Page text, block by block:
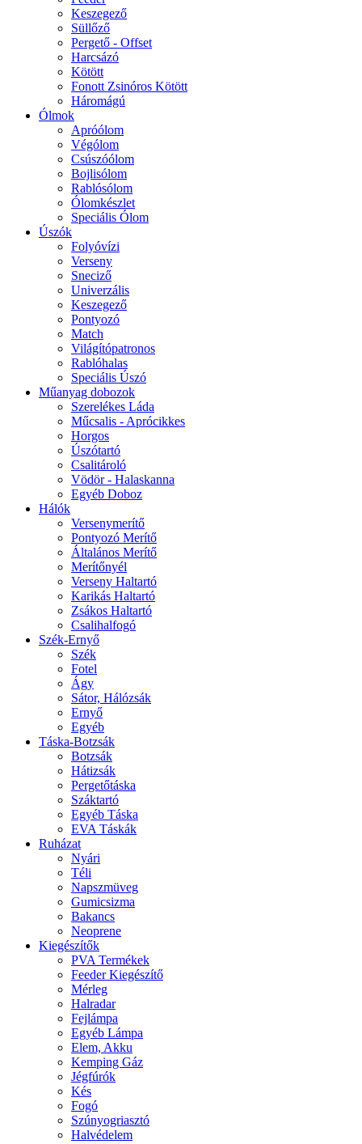
Keszegező
Süllőző
Pergető - Offset
Harcsázó
Kötött
Fonott Zsinóros Kötött
Háromágú
Ólmok
Apróólom
Végólom
Csúszóólom
Bojlisólom
Rablósólom
Ólomkészlet
Speciális Ólom
Úszók
Folyóvízi
Verseny
Sneciző
Univerzális
Keszegező
Pontyozó
Match
Világítópatronos
Rablóhalas
Speciális Úszó
Műanyag dobozok
Szerelékes Láda
Műcsalis - Aprócikkes
Horgos
Úszótartó
Csalitároló
Vödör - Halaskanna
Egyéb Doboz
Hálók
Versenymerítő
Pontyozó Merítő
Általános Merítő
Merítőnyél
Verseny Haltartó
Karikás Haltartó
Zsákos Haltartó
Csalihalfogó
Szék-Ernyő
Szék
Fotel
Ágy
Sátor, Hálózsák
Ernyő
Egyéb
Táska-Botzsák
Botzsák
Hátizsák
Pergetőtáska
Száktartó
Egyéb Táska
EVA Táskák
Ruházat
Nyári
Téli
Napszmüveg
Gumicsizma
Bakancs
Neoprene
Kiegészítők
PVA Termékek
Feeder Kiegészítő
Mérleg
Halradar
Fejlámpa
Egyéb Lámpa
Elem, Akku
Kemping Gáz
Jégfúrók
Kés
Fogó
Szúnyogriasztó
Halvédelem